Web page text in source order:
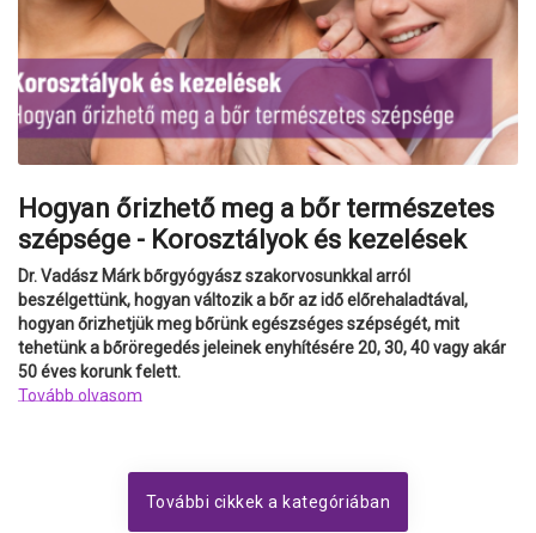
Hogyan őrizhető meg a bőr természetes
szépsége - Korosztályok és kezelések
Dr. Vadász Márk bőrgyógyász szakorvosunkkal arról
beszélgettünk, hogyan változik a bőr az idő előrehaladtával,
hogyan őrizhetjük meg bőrünk egészséges szépségét, mit
tehetünk a bőröregedés jeleinek enyhítésére 20, 30, 40 vagy akár
50 éves korunk felett.
Tovább olvasom
További cikkek a kategóriában